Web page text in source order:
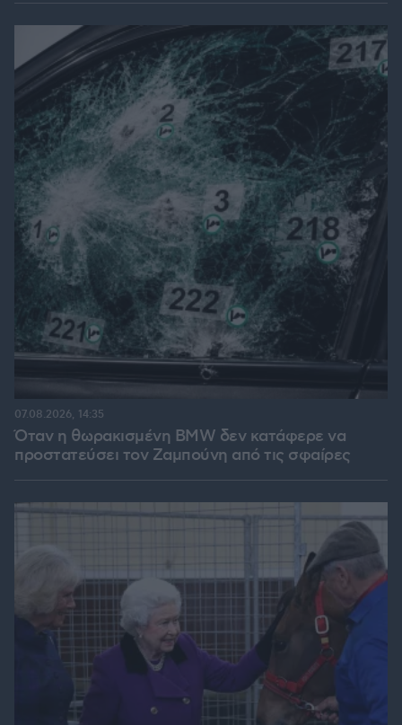
Όταν η θωρακισμένη BMW δεν κατάφερε να
προστατεύσει τον Ζαμπούνη από τις σφαίρες
07.08.2026, 14:35